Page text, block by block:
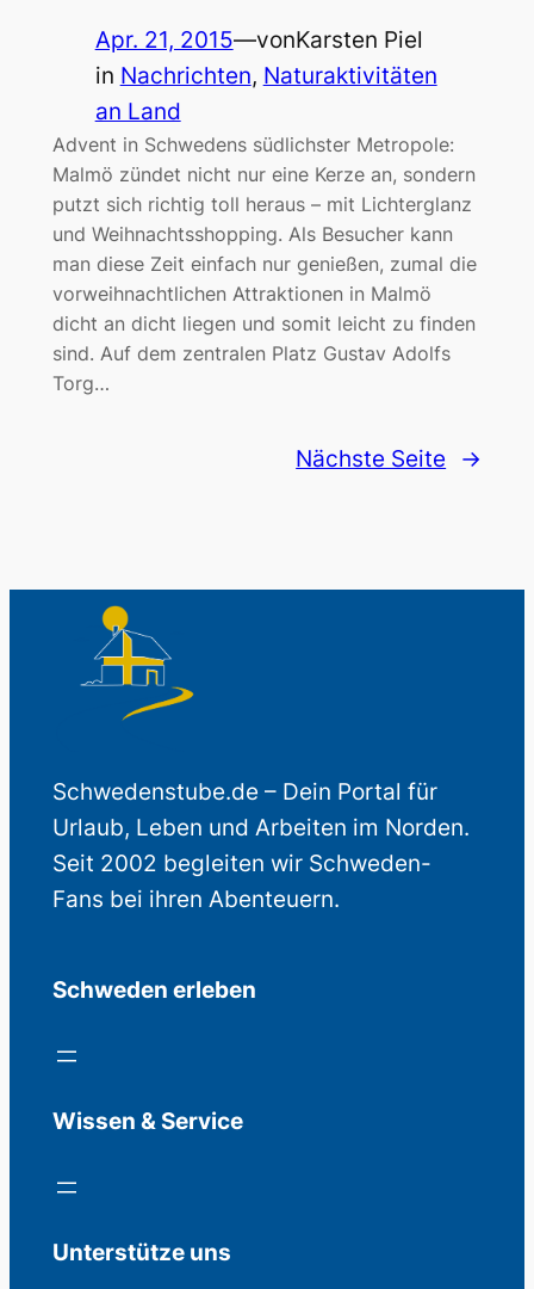
Apr. 21, 2015—vonKarsten Piel
in Nachrichten, Naturaktivitäten
an Land
Advent in Schwedens südlichster Metropole:
Malmö zündet nicht nur eine Kerze an, sondern
putzt sich richtig toll heraus – mit Lichterglanz
und Weihnachtsshopping. Als Besucher kann
man diese Zeit einfach nur genießen, zumal die
vorweihnachtlichen Attraktionen in Malmö
dicht an dicht liegen und somit leicht zu finden
sind. Auf dem zentralen Platz Gustav Adolfs
Torg…
Nächste Seite →
Schwedenstube.de – Dein Portal für
Urlaub, Leben und Arbeiten im Norden.
Seit 2002 begleiten wir Schweden-
Fans bei ihren Abenteuern.
Schweden erleben
Wissen & Service
Unterstütze uns